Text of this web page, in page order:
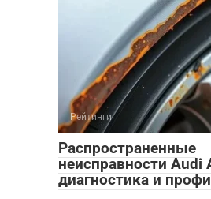
Рейтинги
Распространенные
неисправности Audi
диагностика и